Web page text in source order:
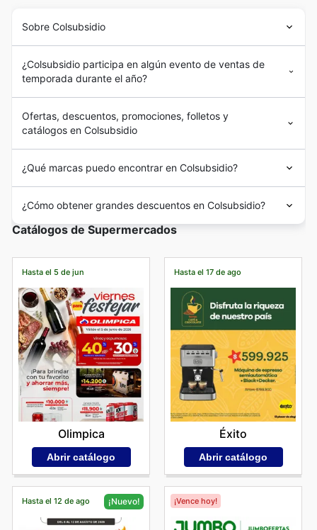
Sobre Colsubsidio
¿Colsubsidio participa en algún evento de ventas de
temporada durante el año?
Ofertas, descuentos, promociones, folletos y
catálogos en Colsubsidio
¿Qué marcas puedo encontrar en Colsubsidio?
¿Cómo obtener grandes descuentos en Colsubsidio?
Catálogos de Supermercados
Hasta el 5 de jun
Olimpica
Abrir catálogo
Hasta el 17 de ago
Éxito
Abrir catálogo
Hasta el 12 de ago ¡Nuevo! ¡Vence hoy!